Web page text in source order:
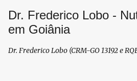
Pular para o conteúdo
Dr. Frederico Lobo -
em Goiânia
Dr. Frederico Lobo (CRM-GO 13192 e